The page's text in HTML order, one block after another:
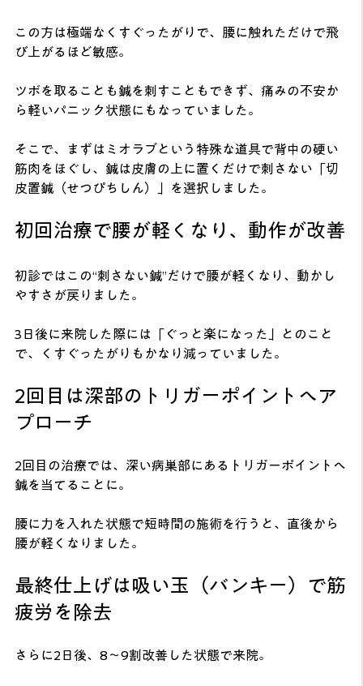
この方は極端なくすぐったがりで、腰に触れただけで飛
び上がるほど敏感。
ツボを取ることも鍼を刺すこともできず、痛みの不安か
ら軽いパニック状態にもなっていました。
そこで、まずはミオラブという特殊な道具で背中の硬い
筋肉をほぐし、鍼は皮膚の上に置くだけで刺さない「切
皮置鍼（せつぴちしん）」を選択しました。
初回治療で腰が軽くなり、動作が改善
初診ではこの“刺さない鍼”だけで腰が軽くなり、動かし
やすさが戻りました。
3日後に来院した際には「ぐっと楽になった」とのこと
で、くすぐったがりもかなり減っていました。
2回目は深部のトリガーポイントへア
プローチ
2回目の治療では、深い病巣部にあるトリガーポイントへ
鍼を当てることに。
腰に力を入れた状態で短時間の施術を行うと、直後から
腰が軽くなりました。
最終仕上げは吸い玉（バンキー）で筋
疲労を除去
さらに2日後、8〜9割改善した状態で来院。